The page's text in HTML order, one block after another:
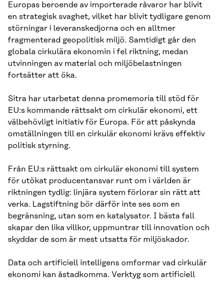
Europas beroende av importerade råvaror har blivit
en strategisk svaghet, vilket har blivit tydligare genom
störningar i leveranskedjorna och en alltmer
fragmenterad geopolitisk miljö. Samtidigt går den
globala cirkulära ekonomin i fel riktning, medan
utvinningen av material och miljöbelastningen
fortsätter att öka.
Sitra har utarbetat denna promemoria till stöd för
EU:s kommande rättsakt om cirkulär ekonomi, ett
välbehövligt initiativ för Europa. För att påskynda
omställningen till en cirkulär ekonomi krävs effektiv
politisk styrning.
Från EU:s rättsakt om cirkulär ekonomi till system
för utökat producentansvar runt om i världen är
riktningen tydlig: linjära system förlorar sin rätt att
verka. Lagstiftning bör därför inte ses som en
begränsning, utan som en katalysator. I bästa fall
skapar den lika villkor, uppmuntrar till innovation och
skyddar de som är mest utsatta för miljöskador.
Data och artificiell intelligens omformar vad cirkulär
ekonomi kan åstadkomma. Verktyg som artificiell